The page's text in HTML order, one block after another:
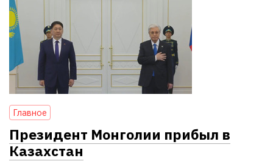
Главное
Президент Монголии прибыл в
Казахстан